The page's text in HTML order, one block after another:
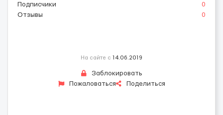
Подписчики
0
Отзывы
0
На сайте с 14.06.2019
Заблокировать
Пожаловаться
Поделиться